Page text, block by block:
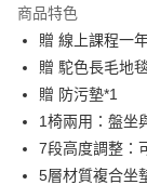
臺灣中小企業銀行
匯豐（台灣）商
聯邦商業銀行
元大商業銀行
玉山商業銀行
台灣樂天信用卡
上海商業儲蓄銀行
國泰世華商業銀行
匯豐（台灣）商業
聯邦商業銀行
元大商業銀行
玉山商業銀行
台新國際商業銀行
Apple Pay
ATM付款
運送方式
台灣-本島宅配-滿
每筆NT$65，滿
商品特色
贈 線上課程一
贈 駝色長毛地
贈 防污墊*1
1椅兩用：盤坐
7段高度調整：
5層材質複合坐